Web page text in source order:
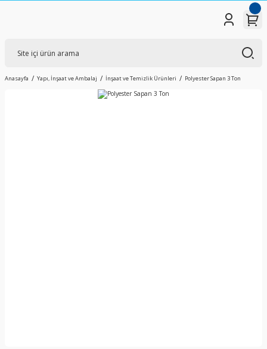
Anasayfa Yapı, İnşaat ve Ambalaj İnşaat ve Temizlik Ürünleri Polyester Sapan 3 Ton